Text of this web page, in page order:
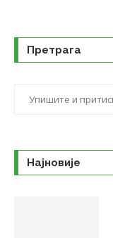
Претрага
Најновије